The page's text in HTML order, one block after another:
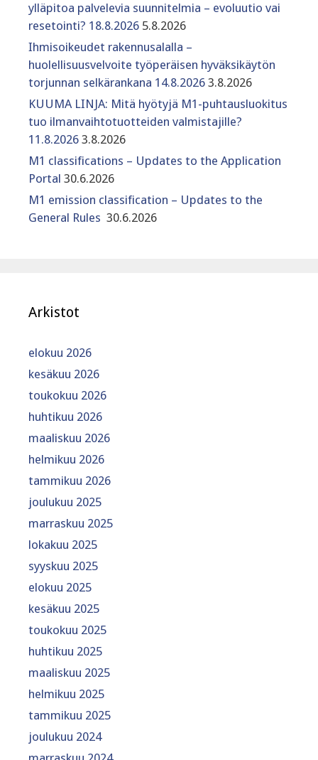
ylläpitoa palvelevia suunnitelmia – evoluutio vai
resetointi? 18.8.2026 5.8.2026
Ihmisoikeudet rakennusalalla –
huolellisuusvelvoite työperäisen hyväksikäytön
torjunnan selkärankana 14.8.2026 3.8.2026
KUUMA LINJA: Mitä hyötyjä M1-puhtausluokitus
tuo ilmanvaihtotuotteiden valmistajille?
11.8.2026 3.8.2026
M1 classifications – Updates to the Application
Portal 30.6.2026
M1 emission classification – Updates to the
General Rules 30.6.2026
Arkistot
elokuu 2026
kesäkuu 2026
toukokuu 2026
huhtikuu 2026
maaliskuu 2026
helmikuu 2026
tammikuu 2026
joulukuu 2025
marraskuu 2025
lokakuu 2025
syyskuu 2025
elokuu 2025
kesäkuu 2025
toukokuu 2025
huhtikuu 2025
maaliskuu 2025
helmikuu 2025
tammikuu 2025
joulukuu 2024